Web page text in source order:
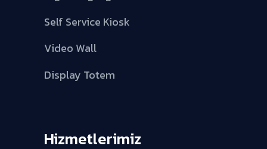
Self Service Kiosk
Video Wall
Display Totem
Hizmetlerimiz